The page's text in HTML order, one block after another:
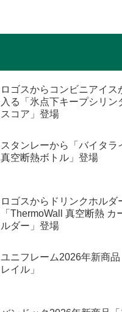
ロゴスからコンビニアイス
入る「氷点下キープシリン
スコア」登場
スタンレーから「バイタラ
真空断熱ボトル」登場
ロゴスからドリンクホルダ
「ThermoWall 真空断熱 カ
ルダー」登場
ユニフレーム2026年新商
レイル」